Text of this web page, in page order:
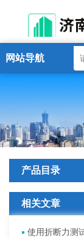
网站导航
产品目录
相关文章
使用折断力测